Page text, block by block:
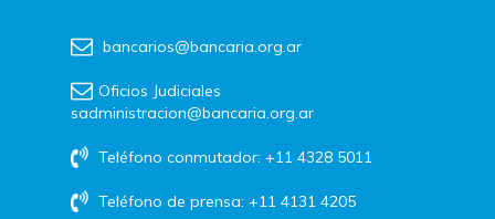
bancarios@bancaria.org.ar
Oficios Judiciales
sadministracion@bancaria.org.ar
Teléfono conmutador: +11 4328 5011
Teléfono de prensa: +11 4131 4205